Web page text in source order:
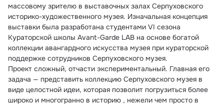
массовому зрителю в выставочных залах Серпуховского
историко-художественного музея. Изначальная концепция
выставки была разработана студентами VI сезона
Кураторской школы Avant-Garde LAB на основе богатой
коллекции авангардного искусства музея при кураторской
поддержке сотрудников Серпуховского музея.
Проект сложный, отчасти экспериментальный. Главная его
задача — представить коллекцию Серпуховского музея в
виде целостной идеи, которая позволит погрузиться более
широко и многогранно в историю , нежели чем просто в